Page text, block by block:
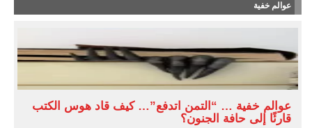
عوالم خفية
عوالم خفية … “التمن اتدفع”… كيف قاد هوس الكتب
قارئًا إلى حافة الجنون؟